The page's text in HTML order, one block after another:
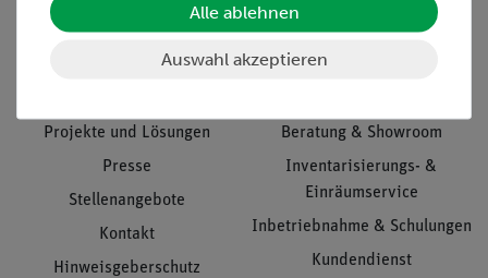
Informationen
Projekte und Lösungen
Presse
Stellenangebote
Kontakt
Hinweisgeberschutz
Service
Beratung & Showroom
Inventarisierungs- &
Einräumservice
Inbetriebnahme & Schulungen
Kundendienst
Alle ablehnen
Auswahl akzeptieren